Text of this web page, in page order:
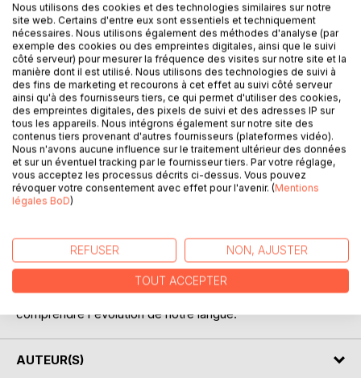
AJOUTER AU PANIER
Ajouter à ma liste d'envies
Laisser un avis
DESCRIPTION
Ce précis a pour humble but d'illustrer que le latin fait partie
de notre histoire et qu'il n'est pas utile de faire de grandes
études pour le comprendre.
Néanmoins, sa connaissance permet de mieux
comprendre l'évolution de notre langue.
AUTEUR(S)
Nous utilisons des cookies et des technologies similaires sur notre
site web. Certains d'entre eux sont essentiels et techniquement
nécessaires. Nous utilisons également des méthodes d'analyse (par
exemple des cookies ou des empreintes digitales, ainsi que le suivi
côté serveur) pour mesurer la fréquence des visites sur notre site et la
manière dont il est utilisé. Nous utilisons des technologies de suivi à
des fins de marketing et recourons à cet effet au suivi côté serveur
ainsi qu'à des fournisseurs tiers, ce qui permet d'utiliser des cookies,
des empreintes digitales, des pixels de suivi et des adresses IP sur
tous les appareils. Nous intégrons également sur notre site des
contenus tiers provenant d'autres fournisseurs (plateformes vidéo).
Nous n'avons aucune influence sur le traitement ultérieur des données
et sur un éventuel tracking par le fournisseur tiers. Par votre réglage,
vous acceptez les processus décrits ci-dessus. Vous pouvez
révoquer votre consentement avec effet pour l'avenir. (Mentions
légales BoD)
REFUSER NON, AJUSTER
TOUT ACCEPTER